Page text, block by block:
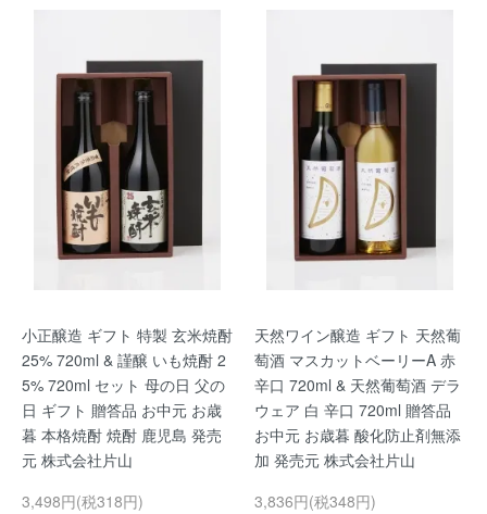
小正醸造 ギフト 特製 玄米焼酎
25% 720ml & 謹醸 いも焼酎 2
5% 720ml セット 母の日 父の
日 ギフト 贈答品 お中元 お歳
暮 本格焼酎 焼酎 鹿児島 発売
元 株式会社片山
3,498円(税318円)
天然ワイン醸造 ギフト 天然葡
萄酒 マスカットベーリーA 赤
辛口 720ml & 天然葡萄酒 デラ
ウェア 白 辛口 720ml 贈答品
お中元 お歳暮 酸化防止剤無添
加 発売元 株式会社片山
3,836円(税348円)